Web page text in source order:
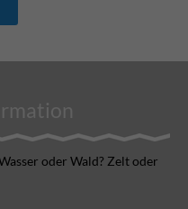
oder Wald? Zelt oder